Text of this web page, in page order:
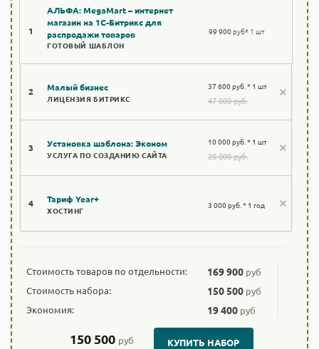
1
АЛЬФА: MegaMart – интернет
магазин на 1С-Битрикс для
распродажи товаров
ГОТОВЫЙ ШАБЛОН
99 900 руб* 1 шт
2 Малый бизнес
ЛИЦЕНЗИЯ БИТРИКС
37 600 руб. * 1 шт
47 000 руб.
3 Установка шаблона: Эконом
УСЛУГА ПО СОЗДАНИЮ САЙТА
10 000 руб. * 1 шт
20 000 руб.
4 Тариф Year+
ХОСТИНГ
3 000 руб. * 1 год
Стоимость товаров по отдельности: 169 900 руб
Стоимость набора:
150 500 руб
Экономия:
19 400 руб
150 500 руб КУПИТЬ НАБОР